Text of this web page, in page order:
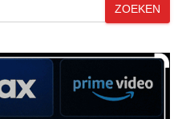
ZOEKEN